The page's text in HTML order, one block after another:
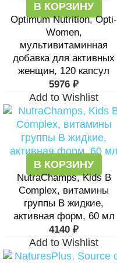
В КОРЗИНУ
Optimum Nutrition, Opti-
Women,
мультивитаминная
добавка для активных
женщин, 120 капсул
5976 ₽
Add to Wishlist
В КОРЗИНУ
NutraChamps, Kids B
Complex, витамины
группы В жидкие,
активная форм, 60 мл
4140 ₽
Add to Wishlist